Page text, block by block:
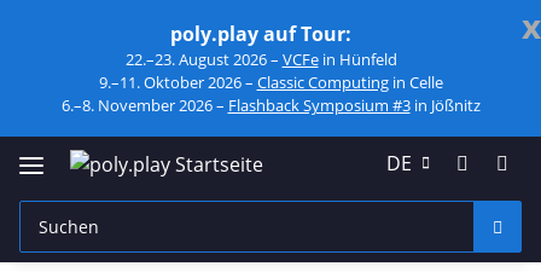
x
poly.play auf Tour:
22.–23. August 2026 – VCFein Hünfeld
9.–11. Oktober 2026 – Classic Computingin Celle
6.–8. November 2026 – Flashback Symposium #3in Jößnitz
DE